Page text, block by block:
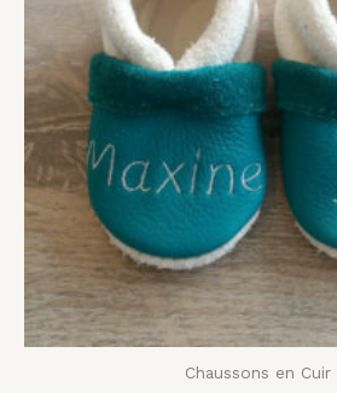
Chaussons en Cuir